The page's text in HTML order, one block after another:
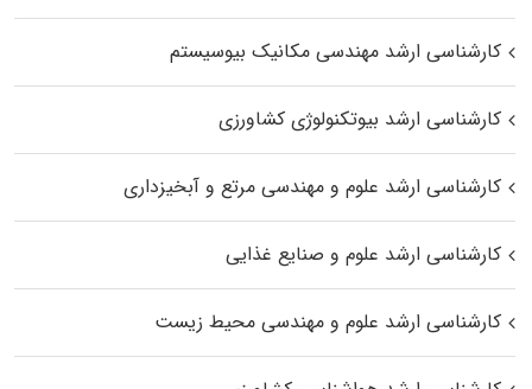
کارشناسی ارشد مهندسی مکانیک بیوسیستم
کارشناسی ارشد بیوتکنولوژی کشاورزی
کارشناسی ارشد علوم و مهندسی مرتع و آبخیزداری
کارشناسی ارشد علوم و صنایع غذایی
کارشناسی ارشد علوم و مهندسی محیط زیست